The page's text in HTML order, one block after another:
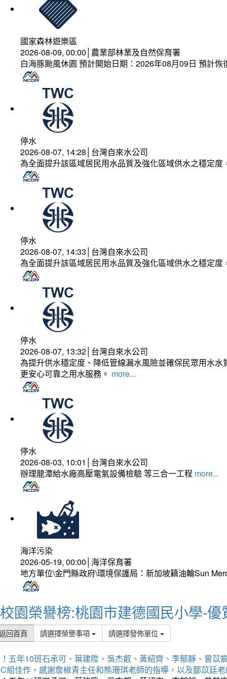
國家森林遊樂區
2026-08-09, 00:00│農業部林業及自然保育署
白海豚颱風休園 預計開始日期：2026年08月09日 預計
停水
2026-08-07, 14:28│台灣自來水公司
為全面提升該區域居民用水品質及強化區域供水之穩定
停水
2026-08-07, 14:33│台灣自來水公司
為全面提升該區域居民用水品質及強化區域供水之穩定
停水
2026-08-07, 13:32│台灣自來水公司
為提升供水穩定度、降低管線漏水風險並確保民眾用水
更安心可靠之用水服務。 more...
停水
2026-08-03, 10:01│台灣自來水公司
辦理龍潭給水廠高壓電氣設備檢驗 等三合一工程 more...
海洋污染
2026-05-19, 00:00│海洋保育署
地方單位\金門縣政府\環境保護局：新加坡籍油輪Sun
校園榮譽榜:桃園市建德國民小學-優
回首頁 請選擇榮譽事項 請選擇發佈單位
五年10班石承可、葉建陞、吳杰叡、黃紹齊、李郁靜、曾
組佳作，感謝詹椒青主任和熊珊琪老師的指導，以及鄒苡廷